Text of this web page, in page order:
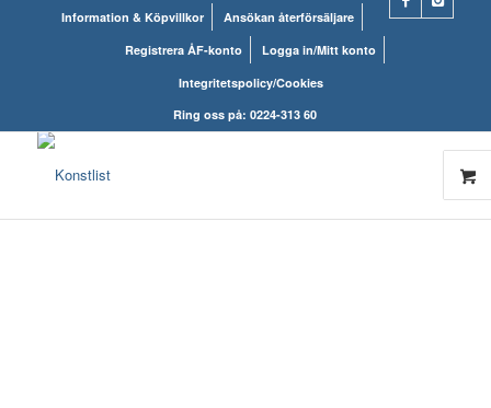
Information & Köpvillkor
Ansökan återförsäljare
Registrera ÅF-konto
Logga in/Mitt konto
Integritetspolicy/Cookies
Ring oss på: 0224-313 60